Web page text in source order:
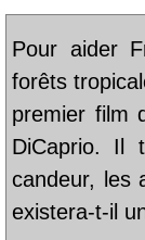
Pour aider
forêts
premier film
DiCaprio. Il
candeur, les
existera-t-il